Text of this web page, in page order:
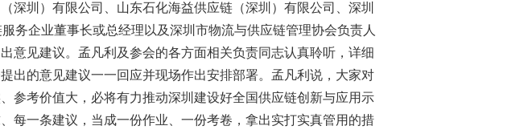
深圳）有限公司、山东石化海益供应链（深圳）有限公司、深圳
务企业董事长或总经理以及深圳市物流与供应链管理协会负责人
意见建议。孟凡利及参会的各方面相关负责同志认真聆听，详细
出的意见建议一一回应并现场作出安排部署。孟凡利说，大家对
参考价值大，必将有力推动深圳建设好全国供应链创新与应用示
每一条建议，当成一份作业、一份考卷，拿出实打实真管用的措